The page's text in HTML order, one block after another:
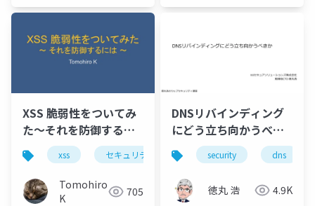
XSS 脆弱性をついてみ
た〜それを防御するに
は〜
xss セキュリティ ウェブアプリケーション
Tomohiro
K
705
DNSリバインディング
にどう立ち向かうべき
か
security dns
徳丸 浩 4.9K